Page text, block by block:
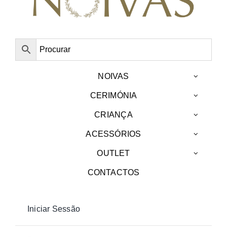
NOIVAS
CERIMÓNIA
CRIANÇA
ACESSÓRIOS
OUTLET
CONTACTOS
Iniciar Sessão